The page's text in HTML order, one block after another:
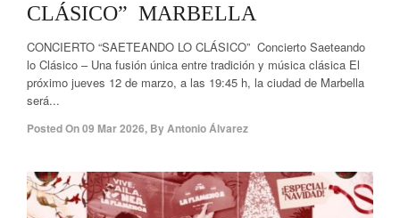
CLÁSICO” MARBELLA
CONCIERTO “SAETEANDO LO CLÁSICO” Concierto Saeteando
lo Clásico – Una fusión única entre tradición y música clásica El
próximo jueves 12 de marzo, a las 19:45 h, la ciudad de Marbella
será...
Posted On09 Mar 2026, ByAntonio Álvarez